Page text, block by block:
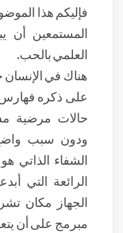
فإليكم هذا
المستمعين أن
العلمي بالحب.
هناك في الإنسان
على ذكره
حالات مرضية
ودون سبب
الشفاء الذاتي
الرائعة التي
الجهاز مكان
مبرمج على أن